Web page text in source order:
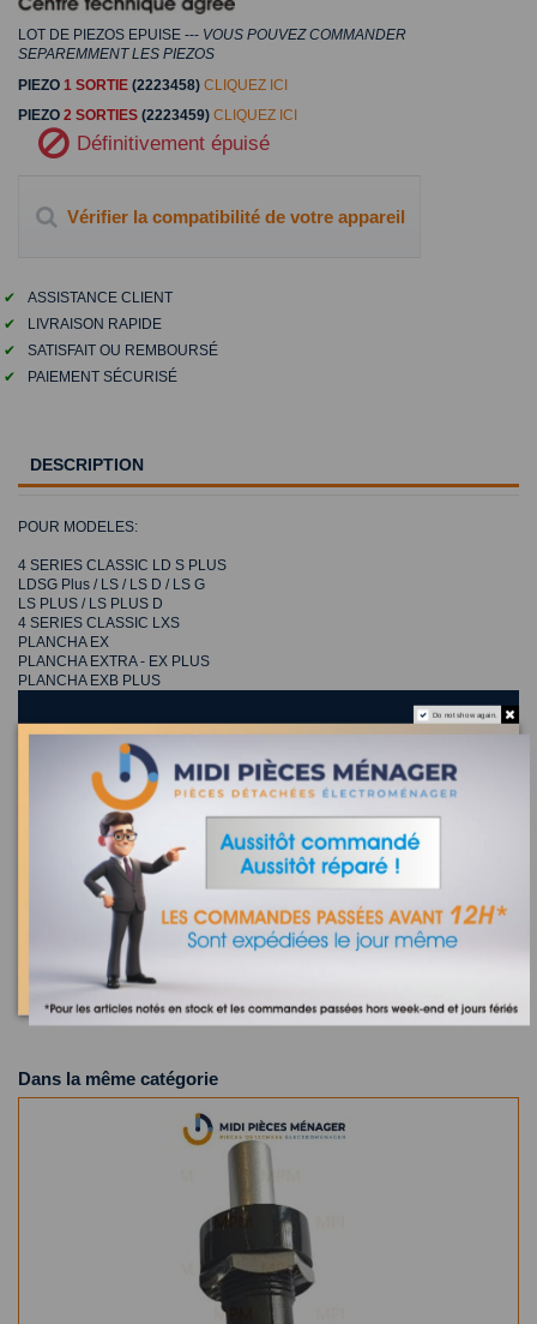
LOT DE PIEZOS EPUISE --- VOUS POUVEZ COMMANDER
SEPAREMMENT LES PIEZOS
PIEZO 1 SORTIE (2223458) CLIQUEZ ICI
PIEZO 2 SORTIES (2223459) CLIQUEZ ICI
Définitivement épuisé
Vérifier la compatibilité de votre appareil
✔
ASSISTANCE CLIENT
✔
LIVRAISON RAPIDE
✔
SATISFAIT OU REMBOURSÉ
✔
PAIEMENT SÉCURISÉ
DESCRIPTION
POUR MODELES:
4 SERIES CLASSIC LD S PLUS
LDSG Plus / LS / LS D / LS G
LS PLUS / LS PLUS D
4 SERIES CLASSIC LXS
PLANCHA EX
PLANCHA EXTRA - EX PLUS
PLANCHA EXB PLUS
Lot 2 piezos Campingaz 5010006190
Recherchez la référence de votre appareil dans la liste
ci-dessous
Où trouver la référence de mon appareil ?
8 appareils compatibles.
Dans la même catégorie
Do not show again.